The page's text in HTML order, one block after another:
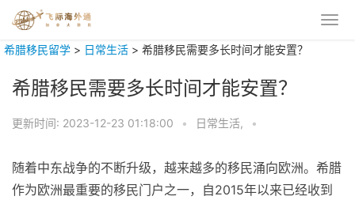
希腊移民留学 > 日常生活 > 希腊移民需要多长时间才能安置？
希腊移民需要多长时间才能安置？
更新时间: 2023-12-23 01:18:00 • 日常生活, •
随着中东战争的不断升级，越来越多的移民涌向欧洲。希腊
作为欧洲最重要的移民门户之一，自2015年以来已经收到